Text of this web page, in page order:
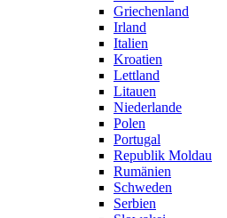
Griechenland
Irland
Italien
Kroatien
Lettland
Litauen
Niederlande
Polen
Portugal
Republik Moldau
Rumänien
Schweden
Serbien